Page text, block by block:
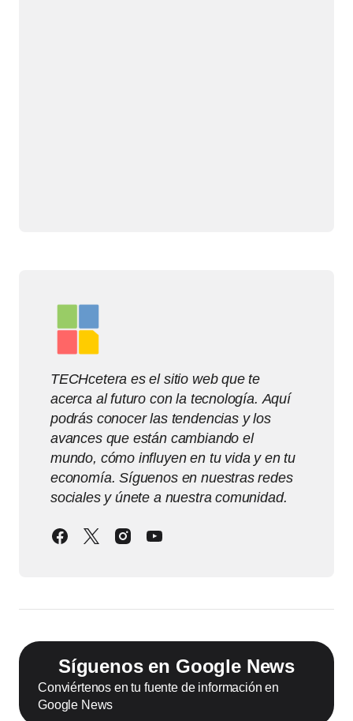
TECHcetera es el sitio web que te
acerca al futuro con la tecnología. Aquí
podrás conocer las tendencias y los
avances que están cambiando el
mundo, cómo influyen en tu vida y en tu
economía. Síguenos en nuestras redes
sociales y únete a nuestra comunidad.
Síguenos en Google News
Conviértenos en tu fuente de información en
Google News